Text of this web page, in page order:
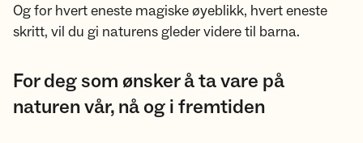
Og for hvert eneste magiske øyeblikk, hvert eneste
skritt, vil du gi naturens gleder videre til barna.
For deg som ønsker å ta vare på
naturen vår, nå og i fremtiden